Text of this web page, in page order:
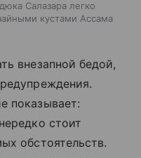
Салазара легко
кустами Ассама
внезапной бедой,
показывает:
стоит
обстоятельств.